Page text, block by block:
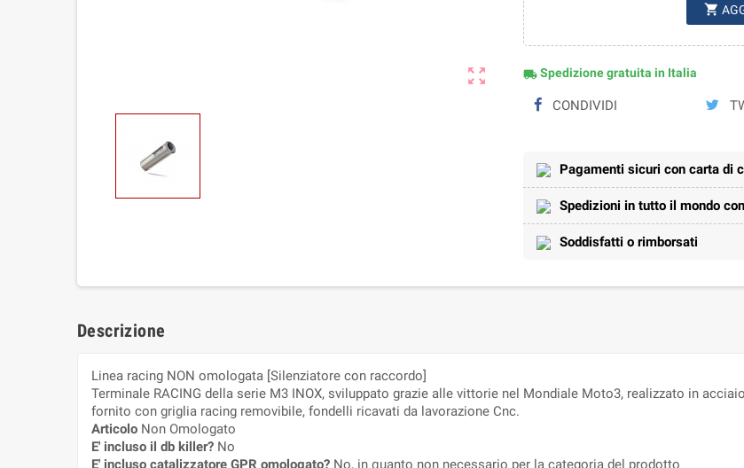
zoom_out_map
shopping_cart
local_shippingSpedizione gratuita in Italia
CONDIVIDI
Pagamenti sicuri con carta di
Spedizioni in tutto il mondo
Soddisfatti o rimborsati
Descrizione
Linea racing NON omologata [Silenziatore con raccordo]
Terminale RACING della serie M3 INOX, sviluppato grazie alle vittorie nel Mondiale Moto3, realizzato in
fornito con griglia racing removibile, fondelli ricavati da lavorazione Cnc.
Articolo Non Omologato
E' incluso il db killer? No
E' incluso catalizzatore GPR omologato? No, in quanto non necessario per la categoria del prodotto